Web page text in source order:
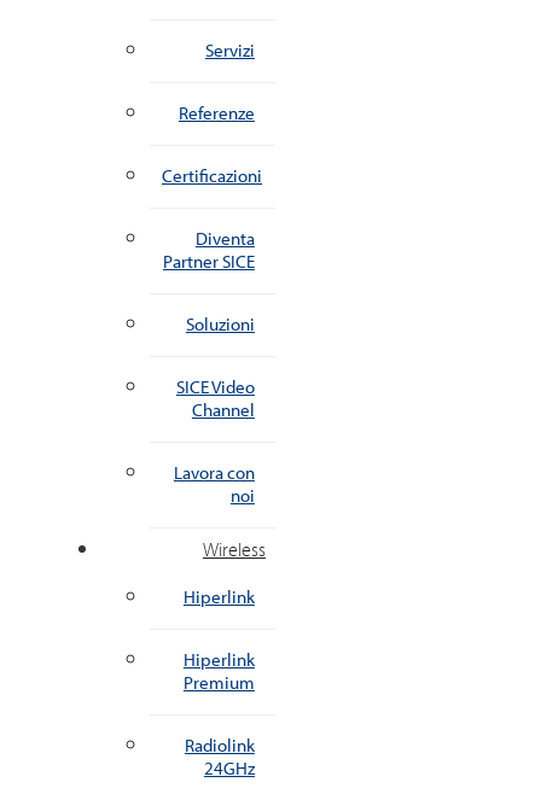
Servizi
Referenze
Certificazioni
Diventa
Partner SICE
Soluzioni
SICE Video
Channel
Lavora con
noi
Wireless
Hiperlink
Hiperlink
Premium
Radiolink
24GHz